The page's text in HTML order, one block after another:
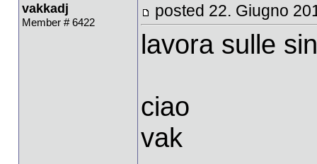
vakkadj
Member # 6422
posted 22. Giugno
lavora sulle
ciao
vak